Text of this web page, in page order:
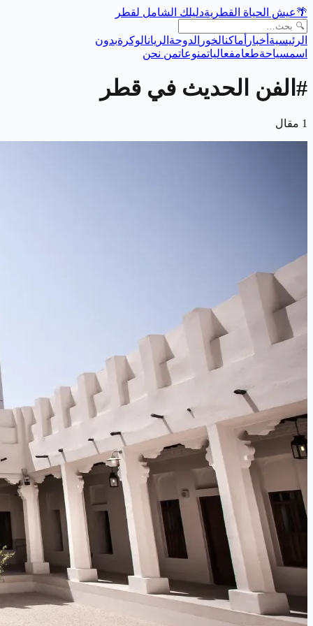
🌴عيش الحياة القطريةدليلك الشامل لقطر
الرئيسية أخبار أماكنالخور الدوحة الريانالوكرةبدون
اسمسياحةطعامفعالياتمنوعاتمن نحن
# الفن الحديث في قطر
1 مقال